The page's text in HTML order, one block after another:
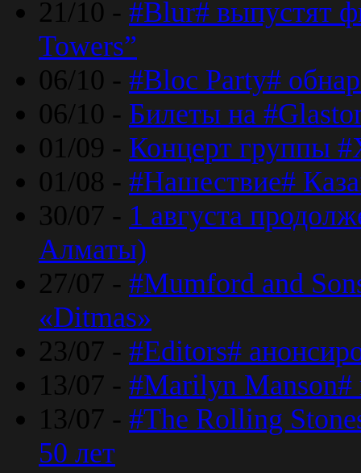
21/10 - #Blur# выпустят
Towers”
06/10 - #Bloc Party#
06/10 - Билеты на
01/09 - Концерт группы
01/08 - #Нашествие#
30/07 - 1 августа
Алматы)
27/07 - #Mumford and
«Ditmas»
23/07 - #Editors#
13/07 - #Marilyn Manson#
13/07 - #The Rolling
50 лет